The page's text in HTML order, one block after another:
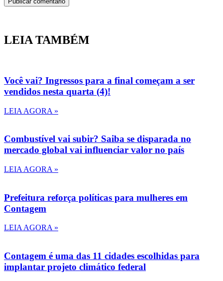
LEIA TAMBÉM
Você vai? Ingressos para a final começam a ser
vendidos nesta quarta (4)!
LEIA AGORA »
Combustível vai subir? Saiba se disparada no
mercado global vai influenciar valor no país
LEIA AGORA »
Prefeitura reforça políticas para mulheres em
Contagem
LEIA AGORA »
Contagem é uma das 11 cidades escolhidas para
implantar projeto climático federal